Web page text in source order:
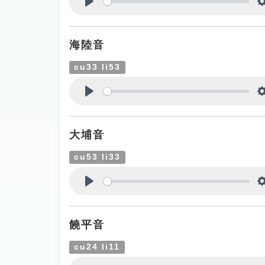
海陸音
cu33 li53
大埔音
cu53 li33
饒平音
cu24 li11